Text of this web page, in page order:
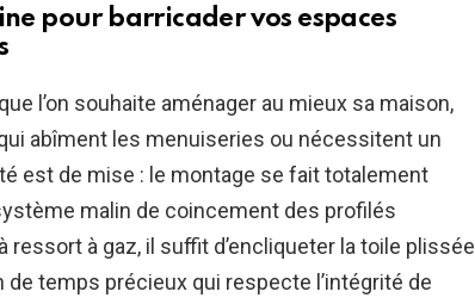
pour barricader vos espaces
l’on souhaite aménager au mieux sa maison,
abîment les menuiseries ou nécessitent un
est de mise : le montage se fait totalement
malin de coincement des profilés
ressort à gaz, il suffit d’encliqueter la toile plissée
de temps précieux qui respecte l’intégrité de